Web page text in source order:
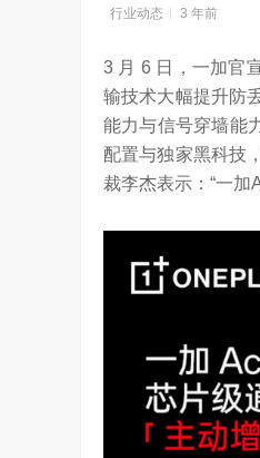
行业动态 3 年前
3 月 6 日，一加官
输技术大幅提升防
能力与信号穿墙能
配置与独家黑科技
裁李杰表示：“一